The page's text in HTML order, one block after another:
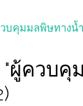
ผู้ควบคุ